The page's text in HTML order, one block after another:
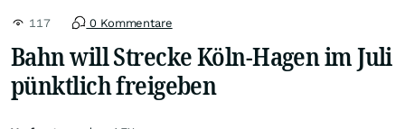
117 0 Kommentare
Bahn will Strecke Köln-Hagen im Juli
pünktlich freigeben